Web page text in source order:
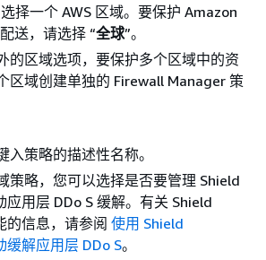
择一个 AWS 区域。要保护 Amazon
送，请选择 “全球”。
的区域选项，要保护多个区域中的资
区域创建单独的 Firewall Manager 策
入策略的描述性名称。
策略，您可以选择是否要管理 Shield
用层 DDo S 缓解。有关 Shield
的信息，请参阅 使用 Shield
解应用层 DDo S。